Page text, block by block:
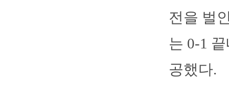
전을 벌
는 0-1
공했다.